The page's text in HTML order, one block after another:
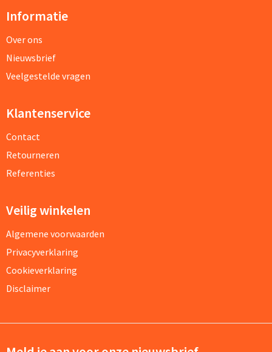
Informatie
Over ons
Nieuwsbrief
Veelgestelde vragen
Klantenservice
Contact
Retourneren
Referenties
Veilig winkelen
Algemene voorwaarden
Privacyverklaring
Cookieverklaring
Disclaimer